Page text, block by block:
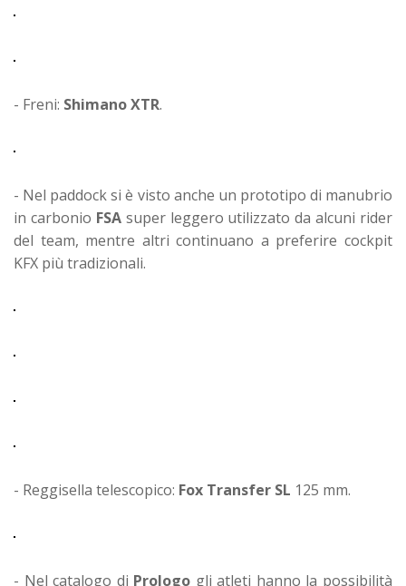
- Freni: Shimano XTR.
- Nel paddock si è visto anche un prototipo di manubrio
in carbonio FSAsuper leggero utilizzato da alcuni rider
del team, mentre altri continuano a preferire cockpit
KFX più tradizionali.
- Reggisella telescopico: Fox Transfer SL 125 mm.
- Nel catalogo di Prologo gli atleti hanno la possibilità